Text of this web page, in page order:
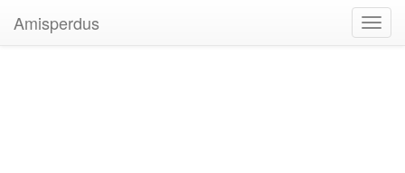
Amisperdus